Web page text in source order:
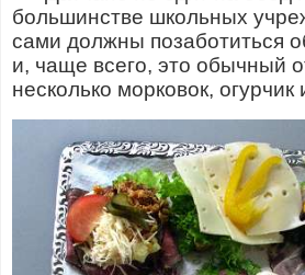
большинстве школьных
сами должны позаботиться
и, чаще всего, это обычный
несколько морковок, огурчик